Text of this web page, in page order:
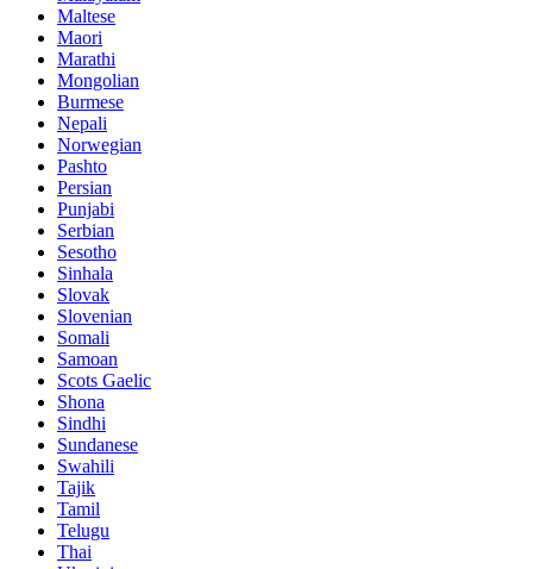
Maltese
Maori
Marathi
Mongolian
Burmese
Nepali
Norwegian
Pashto
Persian
Punjabi
Serbian
Sesotho
Sinhala
Slovak
Slovenian
Somali
Samoan
Scots Gaelic
Shona
Sindhi
Sundanese
Swahili
Tajik
Tamil
Telugu
Thai